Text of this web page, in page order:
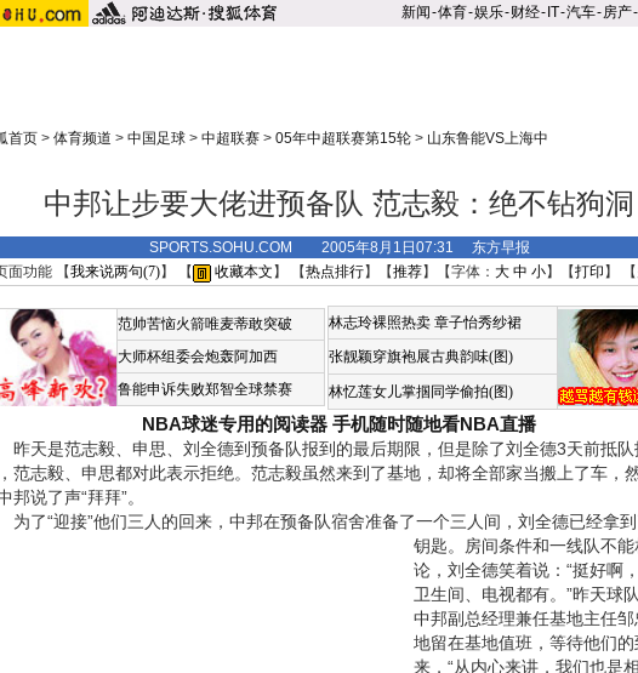
新闻-体育-娱乐-财经- IT-汽车-房产-
首页> 体育频道 > 中国足球> 中超联赛> 05年中超联赛第15轮> 山东鲁能VS上海中
中邦让步要大佬进预备队 范志毅：绝不钻狗洞
SPORTS.SOHU.COM 2005年8月1日07:31 东方早报
面功能 【我来说两句(7)】 【 收藏本文 】 【热点排行】【推荐】【字体： 大 中 小】【打印 】 【
范帅苦恼火箭唯麦蒂敢突破
大师杯组委会炮轰阿加西
鲁能申诉失败郑智全球禁赛
林志玲裸照热卖 章子怡秀纱裙
张靓颖穿旗袍展古典韵味(图)
林忆莲女儿掌掴同学偷拍(图)
NBA球迷专用的阅读器 手机随时随地看NBA直播
天是范志毅、申思、刘全德到预备队报到的最后期限，但是除了刘全德3天前抵队
范志毅、申思都对此表示拒绝。范志毅虽然来到了基地，却将全部家当搬上了车，
邦说了声“拜拜”。
了“迎接”他们三人的回来，中邦在预备队宿舍准备了一个三人间，刘全德已经拿
钥匙。
房间条件和一线队不
论，刘全德笑着说：“挺好啊，
卫生间、电视都有。”昨天球
中邦副总经理兼任基地主任邹
地留在基地值班，等待他们的
来，“从内心来讲，我们也是